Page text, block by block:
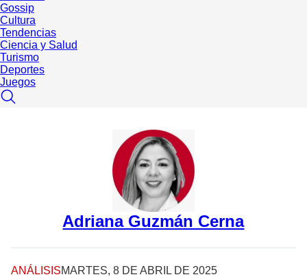
Gossip
Cultura
Tendencias
Ciencia y Salud
Turismo
Deportes
Juegos
Adriana Guzmán Cerna
ANÁLISISMARTES, 8 DE ABRIL DE 2025